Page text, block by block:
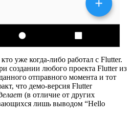
уже когда-либо работал с Flutter.
создании любого проекта Flutter из
отправного момента и тот
что демо-версия Flutter
(в отличие от других
лишь выводом “Hello